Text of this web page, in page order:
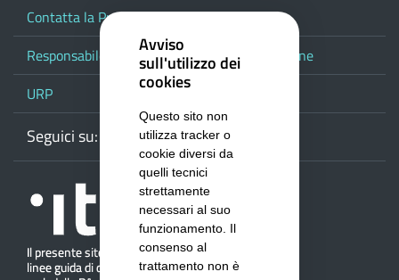
Contatta la Provincia
Responsabile del procedimento di pubblicazione
URP
Seguici su: WebmailFacebook
Youtube
Avviso
sull'utilizzo dei
cookies
Questo sito non
utilizza tracker o
cookie diversi da
quelli tecnici
strettamente
necessari al suo
funzionamento. Il
consenso al
trattamento non è